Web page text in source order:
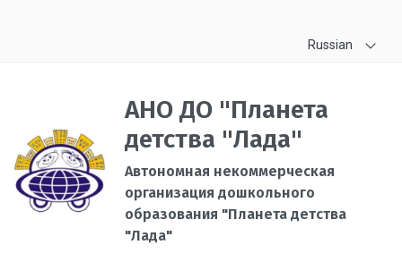
Russian
АНО ДО "Планета
детства "Лада"
Автономная некоммерческая
организация дошкольного
образования "Планета детства
"Лада"